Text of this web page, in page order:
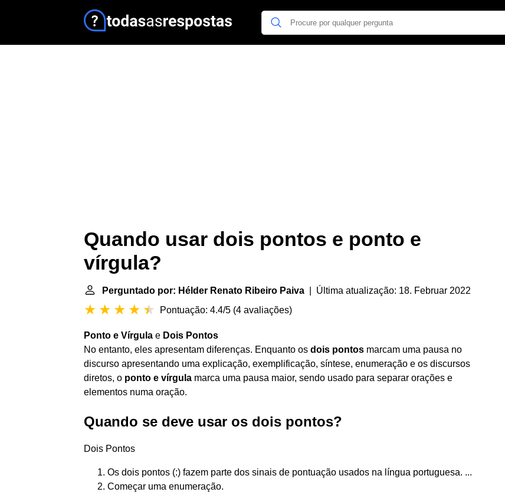
Quando usar dois pontos e ponto e
vírgula?
Perguntado por: Hélder Renato Ribeiro Paiva | Última atualização: 18. Februar 2022
Pontuação: 4.4/5 (4 avaliações)
Ponto e Vírgula e Dois Pontos
No entanto, eles apresentam diferenças. Enquanto os dois pontos marcam uma pausa no
discurso apresentando uma explicação, exemplificação, síntese, enumeração e os discursos
diretos, o ponto e vírgula marca uma pausa maior, sendo usado para separar orações e
elementos numa oração.
Quando se deve usar os dois pontos?
Dois Pontos
Os dois pontos (:) fazem parte dos sinais de pontuação usados na língua portuguesa. ...
Começar uma enumeração.